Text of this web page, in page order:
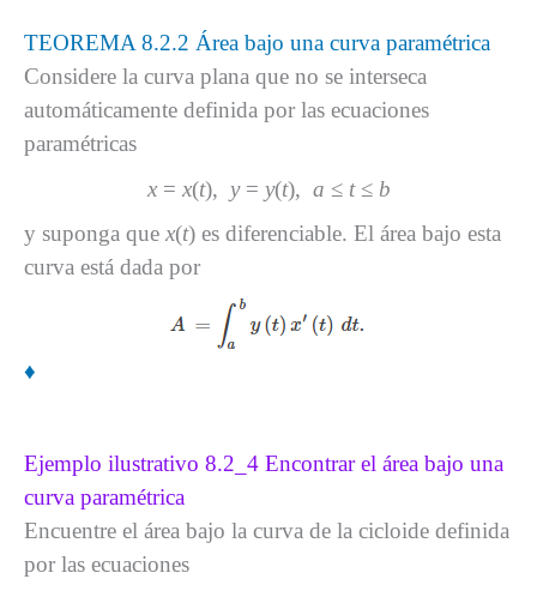
TEOREMA 8.2.2 Área bajo una curva paramétrica
Considere la curva plana que no se interseca
automáticamente definida por las ecuaciones
paramétricas
x= x(t), y= y(t), a ≤ t≤ b
y suponga que x(t) es diferenciable. El área bajo esta
curva está dada por
♦
Ejemplo ilustrativo 8.2_4 Encontrar el área bajo una
curva paramétrica
Encuentre el área bajo la curva de la cicloide definida
por las ecuaciones